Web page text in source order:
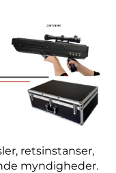
retsinstanser,
myndigheder.